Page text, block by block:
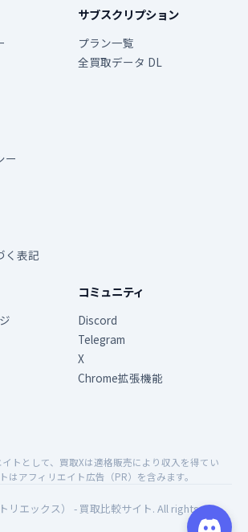
ー
く表記
サブスクリプション
プラン一覧
全買取データ DL
コミュニティ
Discord
Telegram
X
Chrome拡張機能
トとして、買取Xは適格販売により収入を得てい
はアフィリエイト広告（PR）を含みます。
トリエックス） - 買取比較サイト. All rights